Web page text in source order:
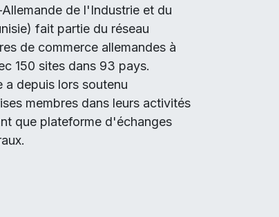
de l'Industrie et du
fait partie du réseau
de commerce allemandes à
150 sites dans 93 pays.
a depuis lors soutenu
membres dans leurs activités
que plateforme d'échanges